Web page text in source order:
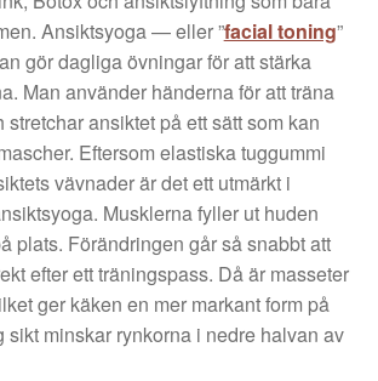
Ansiktsyoga — eller ”facial toning”
gör dagliga övningar för att stärka
Man använder händerna för att träna
stretchar ansiktet på ett sätt som kan
Eftersom elastiska tuggummi
vävnader är det ett utmärkt i
Musklerna fyller ut huden
plats. Förändringen går så snabbt att
efter ett träningspass. Då är masseter
ger käken en mer markant form på
sikt minskar rynkorna i nedre halvan av